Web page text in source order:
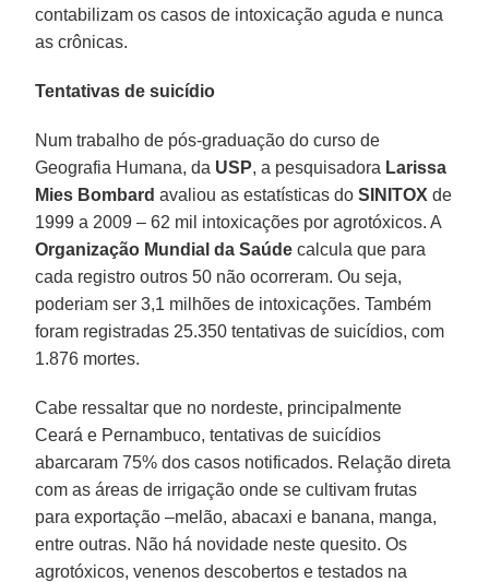
contabilizam os casos de intoxicação aguda e nunca
as crônicas.
Tentativas de suicídio
Num trabalho de pós-graduação do curso de
Geografia Humana, da USP, a pesquisadora Larissa
Mies Bombard avaliou as estatísticas doSINITOX de
1999 a 2009 – 62 mil intoxicações por agrotóxicos. A
Organização Mundial da Saúde calcula que para
cada registro outros 50 não ocorreram. Ou seja,
poderiam ser 3,1 milhões de intoxicações. Também
foram registradas 25.350 tentativas de suicídios, com
1.876 mortes.
Cabe ressaltar que no nordeste, principalmente
Ceará e Pernambuco, tentativas de suicídios
abarcaram 75% dos casos notificados. Relação direta
com as áreas de irrigação onde se cultivam frutas
para exportação –melão, abacaxi e banana, manga,
entre outras. Não há novidade neste quesito. Os
agrotóxicos, venenos descobertos e testados na